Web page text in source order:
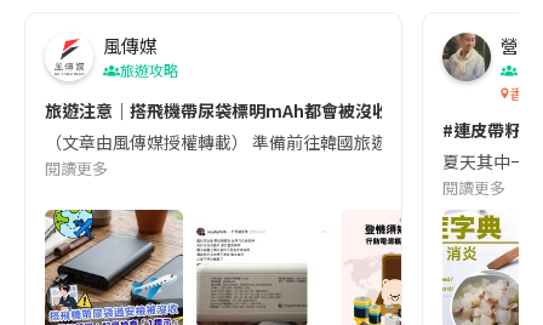
風傳媒
旅遊攻略
旅遊注意｜搭飛機帶尿袋標明mAh都會被沒收😱出發前切記檢查
（文章由風傳媒授權轉載） 準備前往韓國旅遊的民眾，近期要
閱讀更多
營養
香港
#連皮帶籽
夏天其中一
閱讀更多